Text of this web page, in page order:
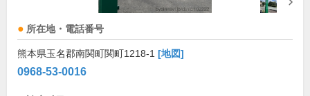
所在地・電話番号
熊本県玉名郡南関町関町1218-1 [地図]
0968-53-0016